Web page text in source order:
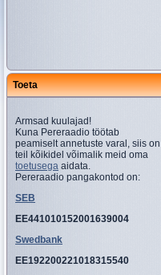
Toeta
Armsad kuulajad!
Kuna Pereraadio töötab
peamiselt annetuste varal, siis on
teil kõikidel võimalik meid oma
toetusega aidata.
Pereraadio pangakontod on:
SEB
EE441010152001639004
Swedbank
EE192200221018315540